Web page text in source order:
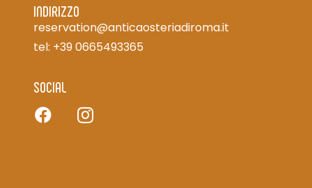
INDIRIZZO
reservation@anticaosteriadiroma.it
tel: +39 0665493365
SOCIAL